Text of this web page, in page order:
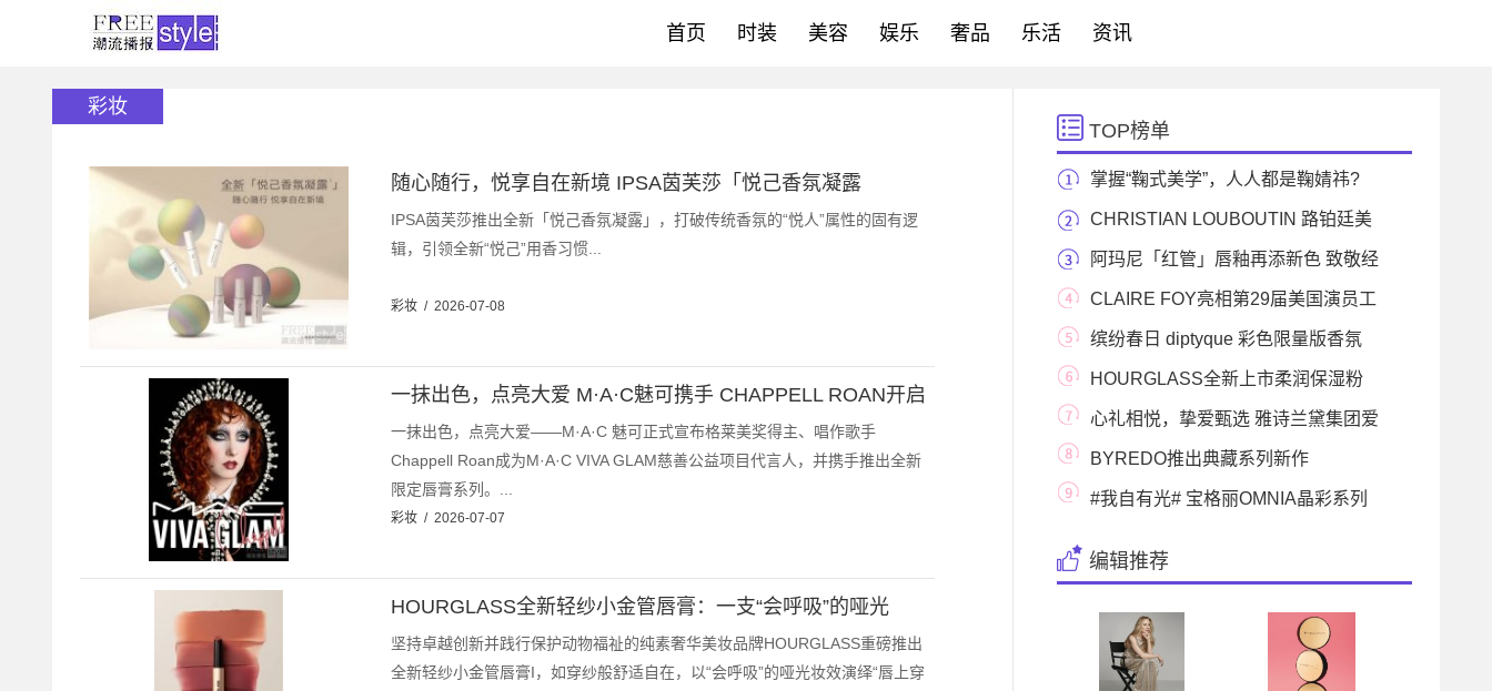
首页 时装 美容 娱乐 奢品 乐活 资讯
彩妆
随心随行，悦享自在新境 IPSA茵芙莎「悦己香氛凝露
IPSA茵芙莎推出全新「悦己香氛凝露」，打破传统香氛的“悦人”属性的固有逻
辑，引领全新“悦己”用香习惯...
彩妆 / 2026-07-08
一抹出色，点亮大爱 M·A·C魅可携手 CHAPPELL ROAN开启
一抹出色，点亮大爱——M·A·C 魅可正式宣布格莱美奖得主、唱作歌手
Chappell Roan成为M·A·C VIVA GLAM慈善公益项目代言人，并携手推出全新
限定唇膏系列。...
彩妆 / 2026-07-07
HOURGLASS全新轻纱小金管唇膏：一支“会呼吸”的哑光
坚持卓越创新并践行保护动物福祉的纯素奢华美妆品牌HOURGLASS重磅推出
全新轻纱小金管唇膏I，如穿纱般舒适自在，以“会呼吸”的哑光妆效演绎“唇上穿
TOP榜单
掌握“鞠式美学”，人人都是鞠婧祎?
CHRISTIAN LOUBOUTIN 路铂廷美
妆FÉTICHE原欲系列 映日青
阿玛尼「红管」唇釉再添新色 致敬经
典 溯源传奇
CLAIRE FOY亮相第29届美国演员工
会奖 妆容由NARS与明
缤纷春日 diptyque 彩色限量版香氛
蜡烛 4月30日正式
HOURGLASS全新上市柔润保湿粉
底液心礼相悦，挚爱甄选 雅诗兰黛集团爱
意买手店空
BYREDO推出典藏系列新作
#我自有光# 宝格丽OMNIA晶彩系列
编辑推荐